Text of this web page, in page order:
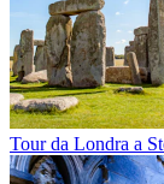
Tour da Londra a